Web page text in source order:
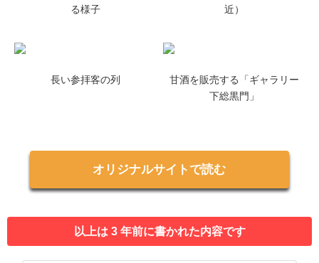
る様子
近）
長い参拝客の列
甘酒を販売する「ギャラリー
下総黒門」
オリジナルサイトで読む
以上は 3 年前に書かれた内容です